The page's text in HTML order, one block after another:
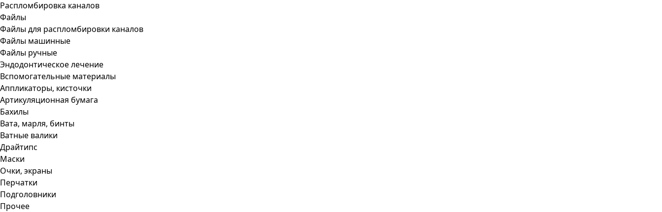
Распломбировка каналов
Файлы
Файлы для распломбировки каналов
Файлы машинные
Файлы ручные
Эндодонтическое лечение
Вспомогательные материалы
Аппликаторы, кисточки
Артикуляционная бумага
Бахилы
Вата, марля, бинты
Ватные валики
Драйтипс
Маски
Очки, экраны
Перчатки
Подголовники
Прочее